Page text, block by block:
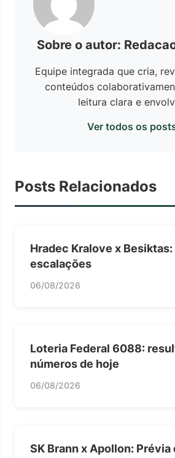
Sobre o autor:
Equipe integrada que cria,
conteúdos
leitura clara e
Ver todos os
Posts Relacionados
Hradec Kralove x
escalações
06/08/2026
Loteria Federal 6088:
números de hoje
06/08/2026
SK Brann x Apollon: Prévia